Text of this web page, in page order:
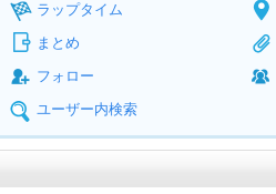
ラップタイム
まとめ
フォロー
ユーザー内検索